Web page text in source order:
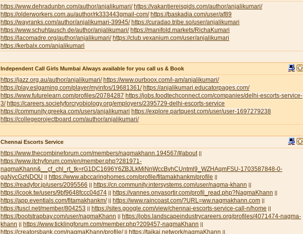
https://www.dehradunbn.com/author/anjalikumari/ https://vakantiereisgids.com/author/anjalikumari/
https://olderworkers.com.au/author/rk333443gmail-com/ https://baskadia.com/user/af89
https://wayranks.com/author/anjalikumari-39945/ https://curadao.tribe.so/user/anjalikumari
https://www.schuhtausch.de/author/anjalikumari/ https://manifold.markets/RichaKumari
https://lacomadre.org/author/anjalikumari/ https://club.vexanium.com/user/anjalikumari
https://kerbalx.com/anjalikumari
Independent Call Girls Mumbai Always available for you call us & Book
https://jazz.org.au/author/anjalikumari/ https://www.ourboox.com/i-am/anjalikumari/
https://play.eslgaming.com/player/myinfos/19681361/ https://anjalikumari.educatorpages.com/
https://www.futurelearn.com/profiles/20784287 https://jobs.foodtechconnect.com/companies/delhi-escorts-service-
3/ https://careers.societyforcryobiology.org/employers/2395729-delhi-escorts-service
https://community.greeka.com/users/anjalikumari https://explore.partquest.com/user/user-1697279238
https://collegeprojectboard.com/author/anjalikumari/
Chennai Escorts Service
https://www.thecombineforum.com/members/nagmakhann.194567/#about||
https://www.itchyforum.com/en/member.php?281971-
nagmaKhann&__cf_chl_rt_tk=rG1DC1696Y6ZBJLkMiNnWccBvhCUntml9_WZHAqmFSU-1703587848-0-
gaNycGzNDOU || https://www.abccaringhomes.com/profile/fitamakhankm/profile ||
https://readyfor.jp/users/2095566 || https://cn.community.intersystems.com/user/nagma-khann ||
https://icook.tw/users/9bf9648fccc04d74 || https://vannes.onvasortir.com/profil_read.php?NagmaKhann ||
https://app.eventials.com/fitamakhankm/|| https://www.raincoast.com/?URL=ww.nagmakhann.com ||
https://tuscl.net/member/804253 || https://sites.google.com/view/chennai-escorts-service-call-n/home ||
https://bootstrapbay.com/user/nagmaKhann || https://jobs.landscapeindustrycareers.org/profiles/4071474-nagma-
khann || https://www.ticklingforum.com/member.php?209457-nagmaKhann ||
https://creatorsbank.com/nagmaKhann/profile/|| https://taikai.network/nagmaKhann ||